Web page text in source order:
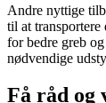
Andre nyttige
til at transportere
for bedre greb
nødvendige
Få råd og